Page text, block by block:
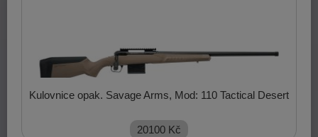
Kulovnice opak. Savage Arms, Mod: 110 Tactical Desert
20100 Kč